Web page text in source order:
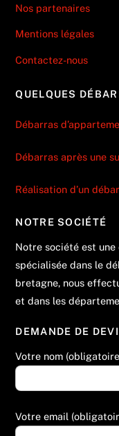
Nos partenaires
Mentions légales
Contactez-nous
QUELQUES
Débarras
Débarras après une
Réalisation d’un
NOTRE SOCIÉTÉ
Notre société est
spécialisée dans le
bretagne, nous
et dans les
DEMANDE DE
Votre nom
Votre email